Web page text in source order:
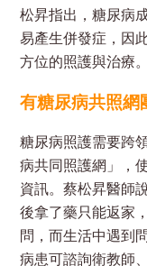
松昇指出，糖尿病
易產生併發症，因
方位的照護與治療。
有糖尿病共照
糖尿病照護需要跨
病共同照護網」，
資訊。蔡松昇醫師
後拿了藥只能返家
問，而生活中遇到
病患可諮詢衛教師